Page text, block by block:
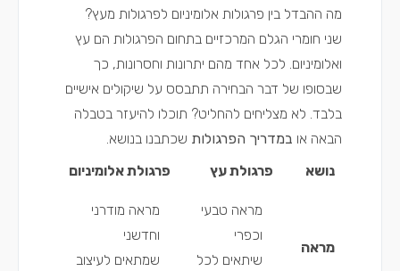
מה ההבדל בין פרגולות אלומיניום לפרגולות מעץ?
שני חומרי הגלם המרכזיים בתחום הפרגולות הם עץ
ואלומיניום. לכל אחד מהם יתרונות וחסרונות, כך
שבסופו של דבר הבחירה תתבסס על שיקולים אישיים
בלבד. לא מצליחים להחליט? תוכלו להיעזר בטבלה
הבאה או במדריך הפרגולות שכתבנו בנושא.
נושא
פרגולת עץ פרגולת אלומיניום
מראה
מראה טבעי
וכפרי
שיתאים לכל
מראה מודרני
וחדשני
שמתאים לעיצוב